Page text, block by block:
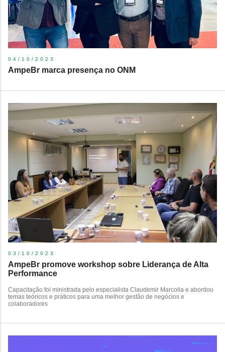
04/10/2023
AmpeBr marca presença no ONM
03/10/2023
AmpeBr promove workshop sobre Liderança de Alta
Performance
Capacitação foi ministrada pelo especialista Claudemir Marcolla e abordou
temas teóricos e práticos para uma melhor gestão de negócios e
colaboradores